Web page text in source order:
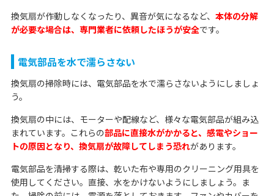
換気扇が作動しなくなったり、異音が気になるなど、 本体の分解
が必要な場合は、専門業者に依頼したほうが安全です。
電気部品を水で濡らさない
換気扇の掃除時には、電気部品を水で濡らさないようにしましょ
う。
換気扇の中には、モーターや配線など、様々な電気部品が組み込
まれています。これらの部品に直接水がかかると、感電やショー
トの原因となり、換気扇が故障してしまう恐れがあります。
電気部品を清掃する際は、乾いた布や専用のクリーニング用具を
使用してください。直接、水をかけないようにしましょう。ま